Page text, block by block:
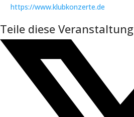
https://www.klubkonzerte.de
Teile diese Veranstaltung